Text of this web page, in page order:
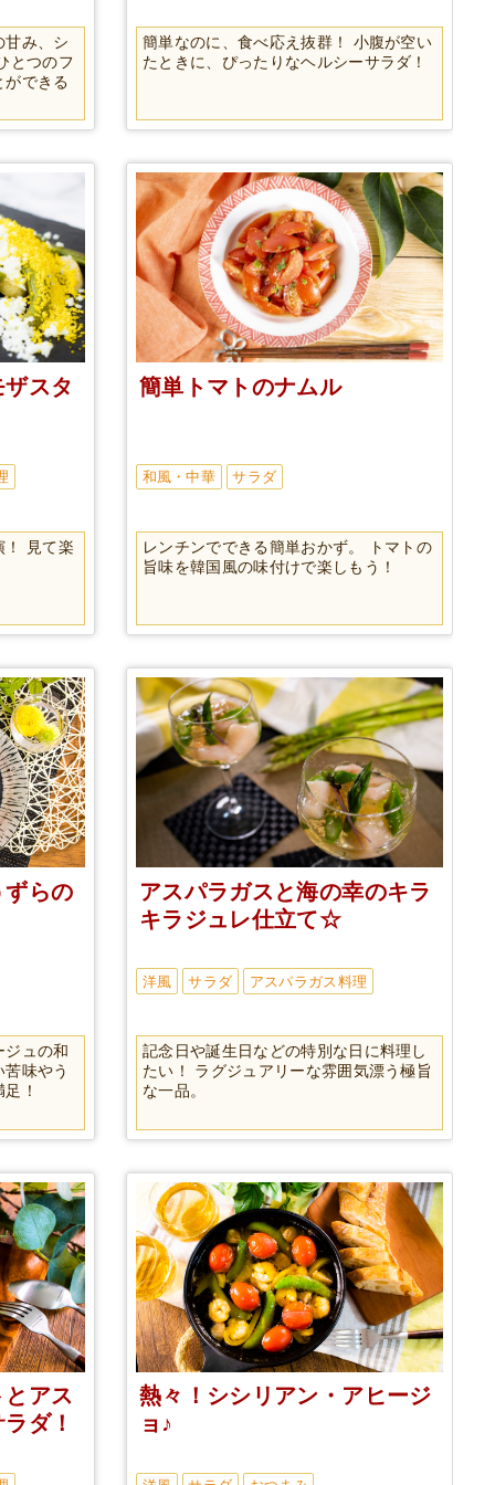
甘み、シ
とつのフ
ができる
簡単なのに、食べ応え抜群！ 小腹が空い
たときに、ぴったりなヘルシーサラダ！
スタ
！ 見て楽
簡単トマトのナムル
和風・中華 サラダ
レンチンでできる簡単おかず。 トマトの
旨味を韓国風の味付けで楽しもう！
ずらの
ュの和
味やう
！
アスパラガスと海の幸のキラ
キラジュレ仕立て☆
洋風 サラダ アスパラガス料理
記念日や誕生日などの特別な日に料理し
たい！ ラグジュアリーな雰囲気漂う極旨
な一品。
アス
ダ！
熱々！シシリアン・アヒージ
ョ♪